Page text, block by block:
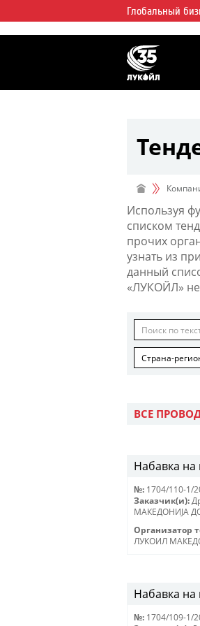
ЛУКОЙЛ
ЛУКОЙЛ —
мире, на
мировой
Глобальный
Используя
списком
прочих
узнать из
данный
«ЛУКОЙЛ» не
Страна-
ВСЕ
Набавка
№: 1704/110-1/
Заказчик(и):
МАКЕДОНИJА
Организатор
ЛУКОИЛ
Набавка на
№: 1704/109-1/